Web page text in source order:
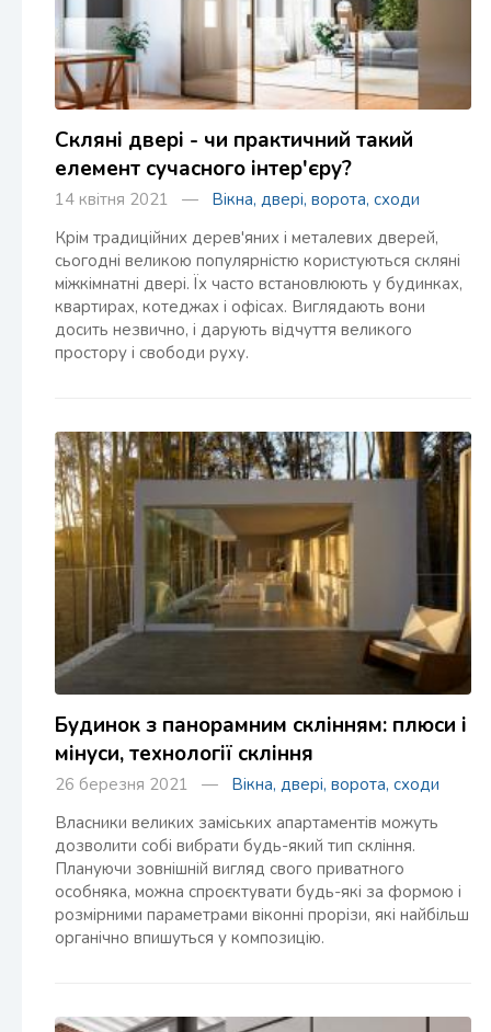
Скляні двері - чи практичний такий
елемент сучасного інтер'єру?
14 квітня 2021 — Вікна, двері, ворота, сходи
Крім традиційних дерев'яних і металевих дверей,
сьогодні великою популярністю користуються скляні
міжкімнатні двері. Їх часто встановлюють у будинках,
квартирах, котеджах і офісах. Виглядають вони
досить незвично, і дарують відчуття великого
простору і свободи руху.
Будинок з панорамним склінням: плюси і
мінуси, технології скління
26 березня 2021 — Вікна, двері, ворота, сходи
Власники великих заміських апартаментів можуть
дозволити собі вибрати будь-який тип скління.
Плануючи зовнішній вигляд свого приватного
особняка, можна спроєктувати будь-які за формою і
розмірними параметрами віконні прорізи, які найбільш
органічно впишуться у композицію.